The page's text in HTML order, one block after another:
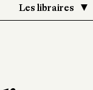
Les libraires